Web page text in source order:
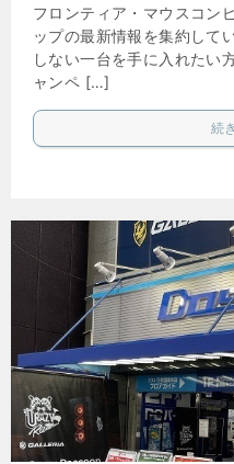
フロンティア・マウスコン
ップの最新情報を集約して
しない一台を手に入れたい
ャンペ […]
続